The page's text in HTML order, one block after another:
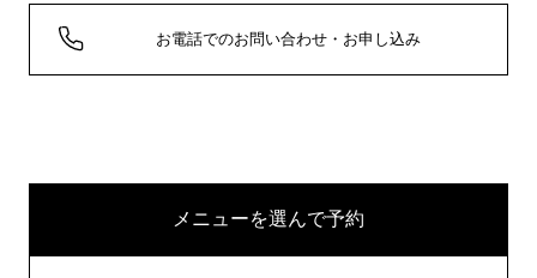
お電話でのお問い合わせ・お申し込み
メニューを選んで予約